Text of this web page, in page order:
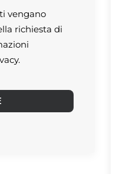
vengano
richiesta di